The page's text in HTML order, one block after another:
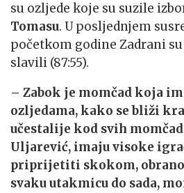
su ozljede koje su suzile
Tomasu. U posljednjem
početkom godine Zadrani
slavili (87:55).
– Zabok je momčad koja
ozljedama, kako se bliži
učestalije kod svih
Uljarević, imaju visoke
priprijetiti skokom,
svaku utakmicu do sada,